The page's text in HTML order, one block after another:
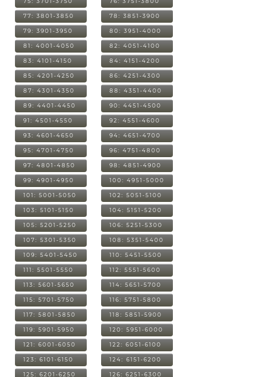
77: 3801-3850 78: 3851-3900
79: 3901-3950 80: 3951-4000
81: 4001-4050 82: 4051-4100
83: 4101-4150 84: 4151-4200
85: 4201-4250 86: 4251-4300
87: 4301-4350 88: 4351-4400
89: 4401-4450 90: 4451-4500
91: 4501-4550 92: 4551-4600
93: 4601-4650 94: 4651-4700
95: 4701-4750 96: 4751-4800
97: 4801-4850 98: 4851-4900
99: 4901-4950 100: 4951-5000
101: 5001-5050 102: 5051-5100
103: 5101-5150 104: 5151-5200
105: 5201-5250 106: 5251-5300
107: 5301-5350 108: 5351-5400
109: 5401-5450 110: 5451-5500
111: 5501-5550 112: 5551-5600
113: 5601-5650 114: 5651-5700
115: 5701-5750 116: 5751-5800
117: 5801-5850 118: 5851-5900
119: 5901-5950 120: 5951-6000
121: 6001-6050 122: 6051-6100
123: 6101-6150 124: 6151-6200
125: 6201-6250 126: 6251-6300